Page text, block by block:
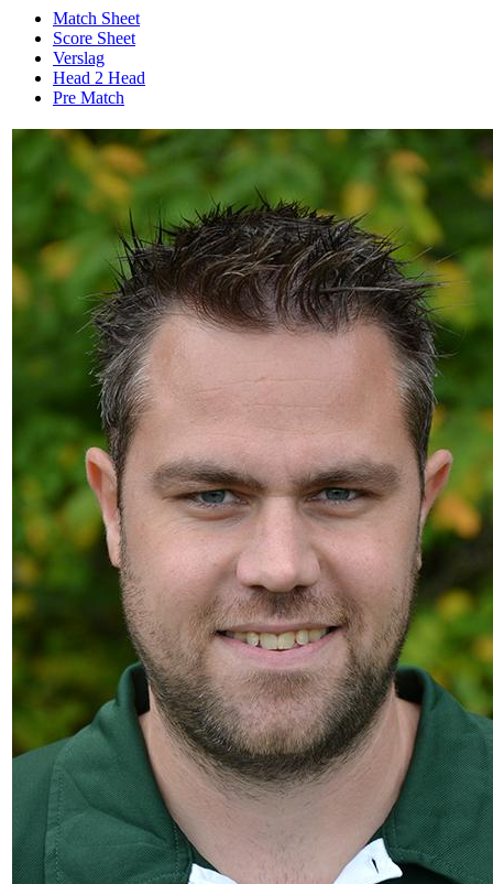
Match Sheet
Score Sheet
Verslag
Head 2 Head
Pre Match